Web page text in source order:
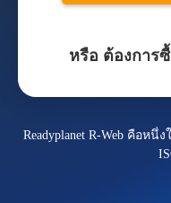
หรือ ต้องการ
Readyplanet R-Web คือหนึ่